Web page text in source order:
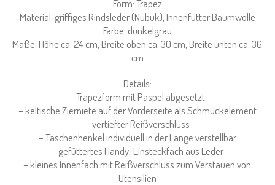
Form: Trapez
Material: griffiges Rindsleder (Nubuk), Innenfutter Baumwolle
Farbe: dunkelgrau
Maße: Höhe ca. 24 cm, Breite oben ca. 30 cm, Breite unten ca. 36
cm
Details:
– Trapezform mit Paspel abgesetzt
– keltische Zierniete auf der Vorderseite als Schmuckelement
– vertiefter Reißverschluss
– Taschenhenkel individuell in der Länge verstellbar
– gefüttertes Handy-Einsteckfach aus Leder
– kleines Innenfach mit Reißverschluss zum Verstauen von
Utensilien